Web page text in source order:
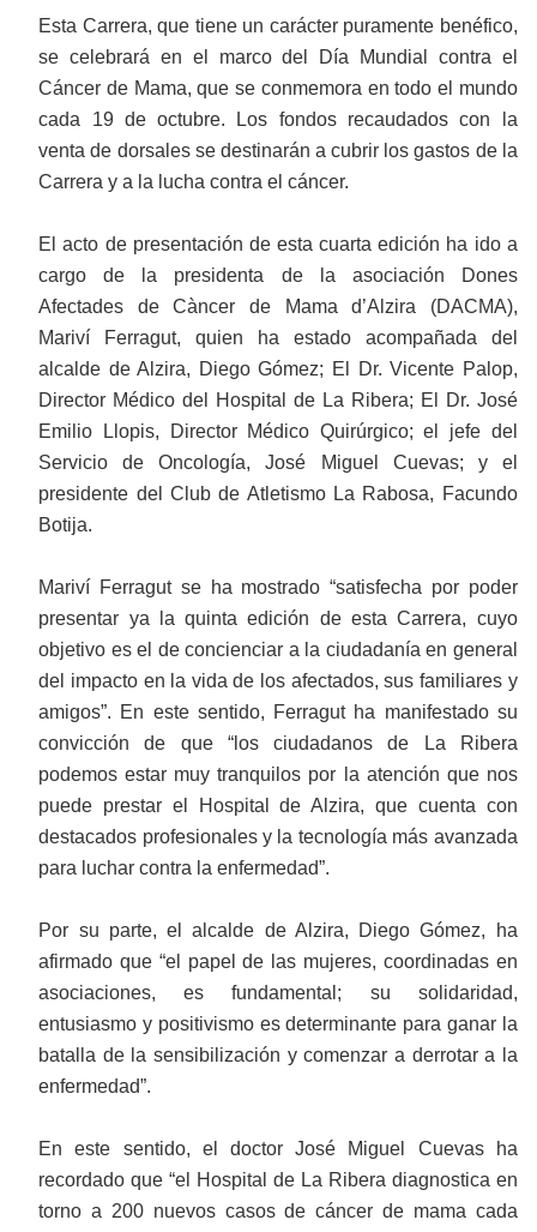
Esta Carrera, que tiene un carácter puramente benéfico,
se celebrará en el marco del Día Mundial contra el
Cáncer de Mama, que se conmemora en todo el mundo
cada 19 de octubre. Los fondos recaudados con la
venta de dorsales se destinarán a cubrir los gastos de la
Carrera y a la lucha contra el cáncer.
El acto de presentación de esta cuarta edición ha ido a
cargo de la presidenta de la asociación Dones
Afectades de Càncer de Mama d’Alzira (DACMA),
Mariví Ferragut, quien ha estado acompañada del
alcalde de Alzira, Diego Gómez; El Dr. Vicente Palop,
Director Médico del Hospital de La Ribera; El Dr. José
Emilio Llopis, Director Médico Quirúrgico; el jefe del
Servicio de Oncología, José Miguel Cuevas; y el
presidente del Club de Atletismo La Rabosa, Facundo
Botija.
Mariví Ferragut se ha mostrado “satisfecha por poder
presentar ya la quinta edición de esta Carrera, cuyo
objetivo es el de concienciar a la ciudadanía en general
del impacto en la vida de los afectados, sus familiares y
amigos”. En este sentido, Ferragut ha manifestado su
convicción de que “los ciudadanos de La Ribera
podemos estar muy tranquilos por la atención que nos
puede prestar el Hospital de Alzira, que cuenta con
destacados profesionales y la tecnología más avanzada
para luchar contra la enfermedad”.
Por su parte, el alcalde de Alzira, Diego Gómez, ha
afirmado que “el papel de las mujeres, coordinadas en
asociaciones, es fundamental; su solidaridad,
entusiasmo y positivismo es determinante para ganar la
batalla de la sensibilización y comenzar a derrotar a la
enfermedad”.
En este sentido, el doctor José Miguel Cuevas ha
recordado que “el Hospital de La Ribera diagnostica en
torno a 200 nuevos casos de cáncer de mama cada